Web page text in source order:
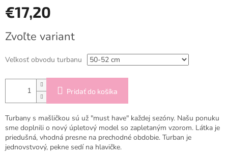
€17,20
cena:
Zvoľte variant
Veľkosť obvodu turbanu
Pridať do košíka
Turbany s mašličkou sú už "must have" každej sezóny. Našu ponuku
sme doplnili o nový úpletový model so zapletaným vzorom. Látka je
priedušná, vhodná presne na prechodné obdobie. Turban je
jednovstvový, pekne sedí na hlavičke.